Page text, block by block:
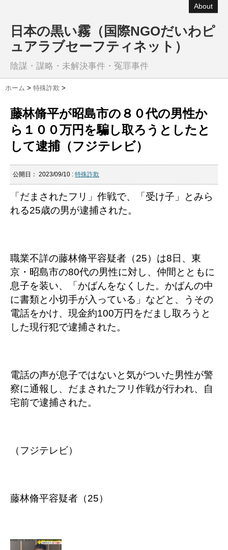
About
日本の黒い霧（国際NGOだいわピ
ュアラブセーフティネット）
陰謀・謀略・未解決事件・冤罪事件
ホーム > 特殊詐欺 >
藤林脩平が昭島市の８０代の男性か
ら１００万円を騙し取ろうとしたと
して逮捕（フジテレビ）
公開日： 2023/09/10 : 特殊詐欺
「だまされたフリ」作戦で、「受け子」とみら
れる25歳の男が逮捕された。
職業不詳の藤林脩平容疑者（25）は8日、東
京・昭島市の80代の男性に対し、仲間とともに
息子を装い、「かばんをなくした。かばんの中
に書類と小切手が入っている」などと、うその
電話をかけ、現金約100万円をだまし取ろうと
した現行犯で逮捕された。
電話の声が息子ではないと気がついた男性が警
察に通報し、だまされたフリ作戦が行われ、自
宅前で逮捕された。
（フジテレビ）
藤林脩平容疑者（25）